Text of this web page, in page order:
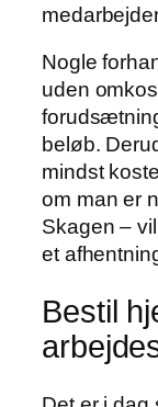
Nogle
uden
beløb.
mindst
om man er
Skagen –
et
Bestil